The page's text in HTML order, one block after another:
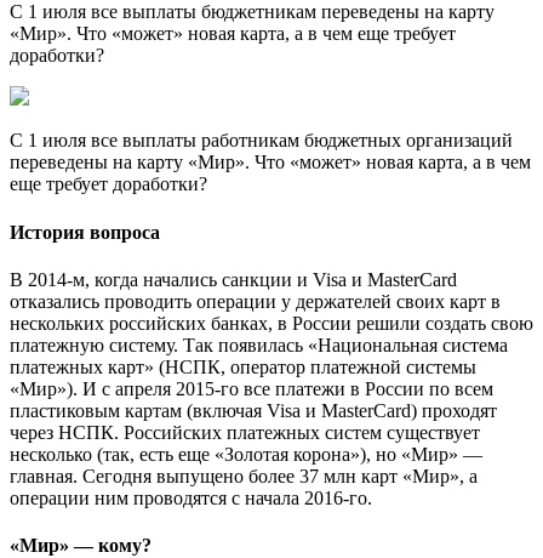
С 1 июля все выплаты бюджетникам переведены на карту
«Мир». Что «может» новая карта, а в чем еще требует
доработки?
С 1 июля все выплаты работникам бюджетных организаций
переведены на карту «Мир». Что «может» новая карта, а в чем
еще требует доработки?
История вопроса
В 2014-м, когда начались санкции и Visa и MasterCard
отказались проводить операции у держателей своих карт в
нескольких российских банках, в России решили создать свою
платежную систему. Так появилась «Национальная система
платежных карт» (НСПК, оператор платежной системы
«Мир»). И с апреля 2015-го все платежи в России по всем
пластиковым картам (включая Visa и MasterCard) проходят
через НСПК. Российских платежных систем существует
несколько (так, есть еще «Золотая корона»), но «Мир» —
главная. Сегодня выпущено более 37 млн карт «Мир», а
операции ним проводятся с начала 2016-го.
«Мир» — кому?